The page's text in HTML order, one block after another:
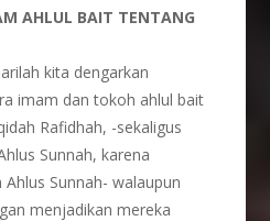
AHLUL BAIT TENTANG
kita dengarkan
imam dan tokoh ahlul bait
Rafidhah, -sekaligus
Sunnah, karena
Sunnah- walaupun
menjadikan mereka